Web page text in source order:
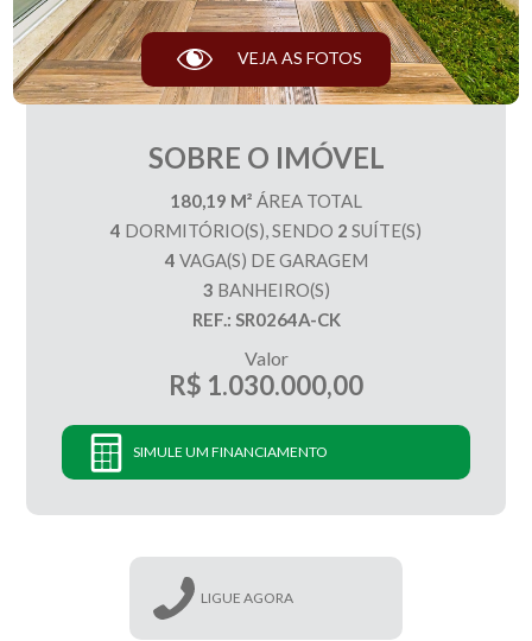
VEJA AS FOTOS
SOBRE O IMÓVEL
180,19 M² ÁREA TOTAL
4 DORMITÓRIO(S), SENDO 2 SUÍTE(S)
4 VAGA(S) DE GARAGEM
3 BANHEIRO(S)
REF.: SR0264A-CK
Valor
R$ 1.030.000,00
SIMULE UM FINANCIAMENTO
LIGUE AGORA